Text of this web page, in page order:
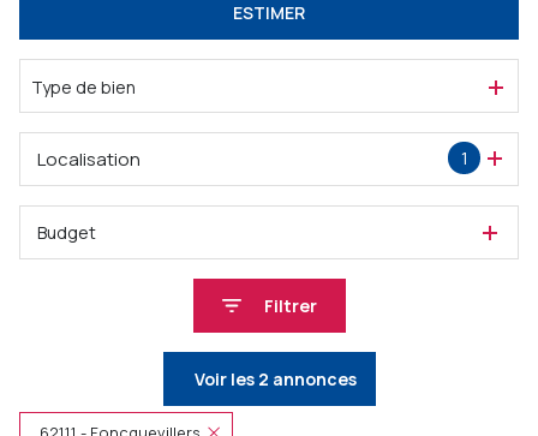
Professionnel
ESTIMER
Type de bien
1
Localisation
Budget
Filtrer
Voir les 2 annonces